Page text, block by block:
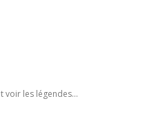
voir les légendes...